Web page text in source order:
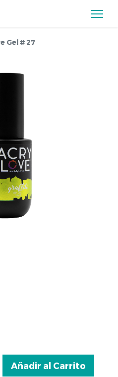
Gel # 27
Añadir al Carrito